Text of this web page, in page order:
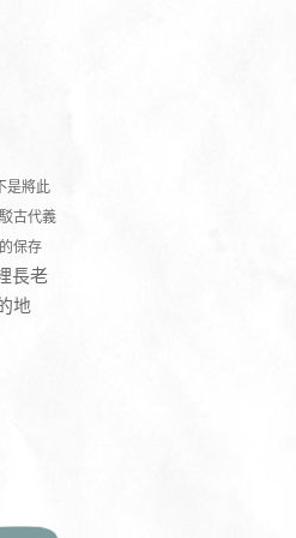
是將此
古代義
保存
長老
地